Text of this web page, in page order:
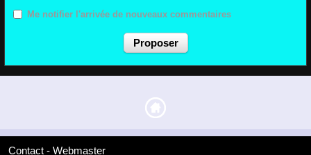
Me notifier l'arrivée de nouveaux commentaires
Contact - Webmaster